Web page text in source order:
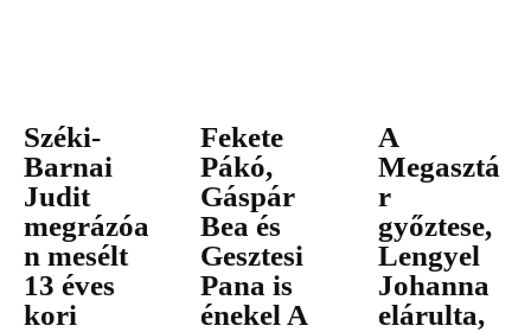
Széki-
Barnai
Judit
megrázóa
n mesélt
13 éves
kori
Fekete
Pákó,
Gáspár
Bea és
Gesztesi
Pana is
énekel A
A
Megasztá
r
győztese,
Lengyel
Johanna
elárulta,